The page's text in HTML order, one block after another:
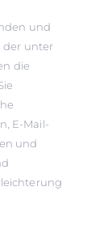
und
der unter
die
E-Mail-
und